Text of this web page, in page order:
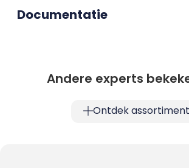
Documentatie
Andere experts
Ontdek assortiment